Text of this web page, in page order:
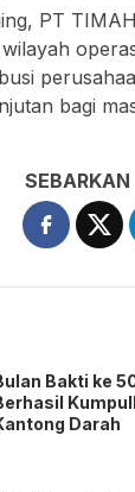
PT
bagi
SEBARKAN
Bakti ke
Darah